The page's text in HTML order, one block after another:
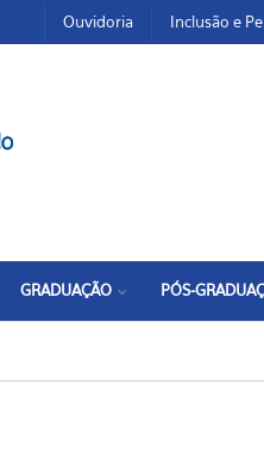
Ouvidoria Inclusão e
GRADUAÇÃO PÓS-